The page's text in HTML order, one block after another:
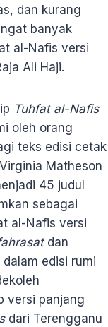
dan kurang
banyak
al-Nafis versi
Ali Haji.
Tuhfat al-Nafis
oleh orang
teks edisi cetak
Matheson
45 judul
sebagai
al-Nafis versi
dan
edisi rumi
versi panjang
dari Terengganu